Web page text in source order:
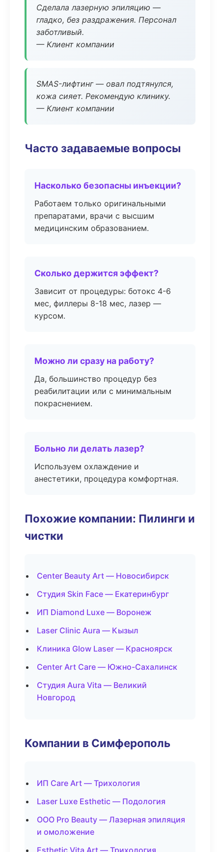
Сделала лазерную эпиляцию —
гладко, без раздражения. Персонал
заботливый.
— Клиент компании
SMAS-лифтинг — овал подтянулся,
кожа сияет. Рекомендую клинику.
— Клиент компании
Часто задаваемые вопросы
Насколько безопасны инъекции?
Работаем только оригинальными
препаратами, врачи с высшим
медицинским образованием.
Сколько держится эффект?
Зависит от процедуры: ботокс 4-6
мес, филлеры 8-18 мес, лазер —
курсом.
Можно ли сразу на работу?
Да, большинство процедур без
реабилитации или с минимальным
покраснением.
Больно ли делать лазер?
Используем охлаждение и
анестетики, процедура комфортная.
Похожие компании: Пилинги и
чистки
Center Beauty Art — Новосибирск
Студия Skin Face — Екатеринбург
ИП Diamond Luxe — Воронеж
Laser Clinic Aura — Кызыл
Клиника Glow Laser — Красноярск
Center Art Care — Южно-Сахалинск
Студия Aura Vita — Великий
Новгород
Компании в Симферополь
ИП Care Art — Трихология
Laser Luxe Esthetic — Подология
ООО Pro Beauty — Лазерная эпиляция
и омоложение
Esthetic Vita Art — Трихология